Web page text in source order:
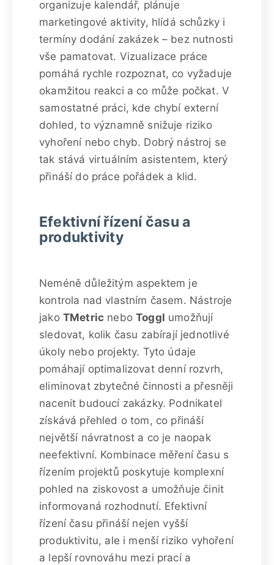
organizuje kalendář, plánuje
marketingové aktivity, hlídá schůzky i
termíny dodání zakázek – bez nutnosti
vše pamatovat. Vizualizace práce
pomáhá rychle rozpoznat, co vyžaduje
okamžitou reakci a co může počkat. V
samostatné práci, kde chybí externí
dohled, to významně snižuje riziko
vyhoření nebo chyb. Dobrý nástroj se
tak stává virtuálním asistentem, který
přináší do práce pořádek a klid.
Efektivní řízení času a
produktivity
Neméně důležitým aspektem je
kontrola nad vlastním časem. Nástroje
jako TMetric neboToggl umožňují
sledovat, kolik času zabírají jednotlivé
úkoly nebo projekty. Tyto údaje
pomáhají optimalizovat denní rozvrh,
eliminovat zbytečné činnosti a přesněji
nacenit budoucí zakázky. Podnikatel
získává přehled o tom, co přináší
největší návratnost a co je naopak
neefektivní. Kombinace měření času s
řízením projektů poskytuje komplexní
pohled na ziskovost a umožňuje činit
informovaná rozhodnutí. Efektivní
řízení času přináší nejen vyšší
produktivitu, ale i menší riziko vyhoření
a lepší rovnováhu mezi prací a